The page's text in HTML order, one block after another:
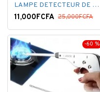
LAMPE DETECTEUR DE MOUVEMENT SOLAR SENSOR LIGHT
11,000FCFA 25,000FCFA
-60 %